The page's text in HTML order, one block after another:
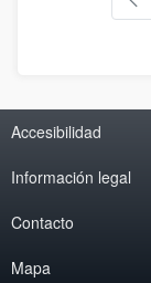
Accesibilidad
Información legal
Contacto
Mapa